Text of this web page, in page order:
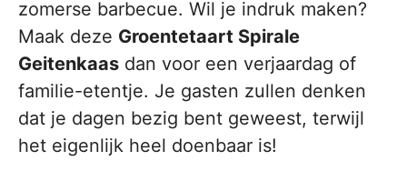
zomerse barbecue. Wil je indruk maken?
Maak deze Groentetaart Spirale
Geitenkaas dan voor een verjaardag of
familie-etentje. Je gasten zullen denken
dat je dagen bezig bent geweest, terwijl
het eigenlijk heel doenbaar is!